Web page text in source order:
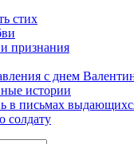
стих
признания
с днем
истории
в письмах
солдату